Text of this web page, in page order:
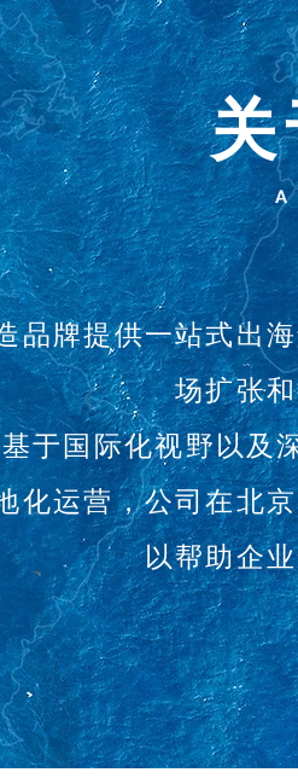
品牌提供一站式出
场扩张
于国际化视野以
化运营，公司在北
以帮助企